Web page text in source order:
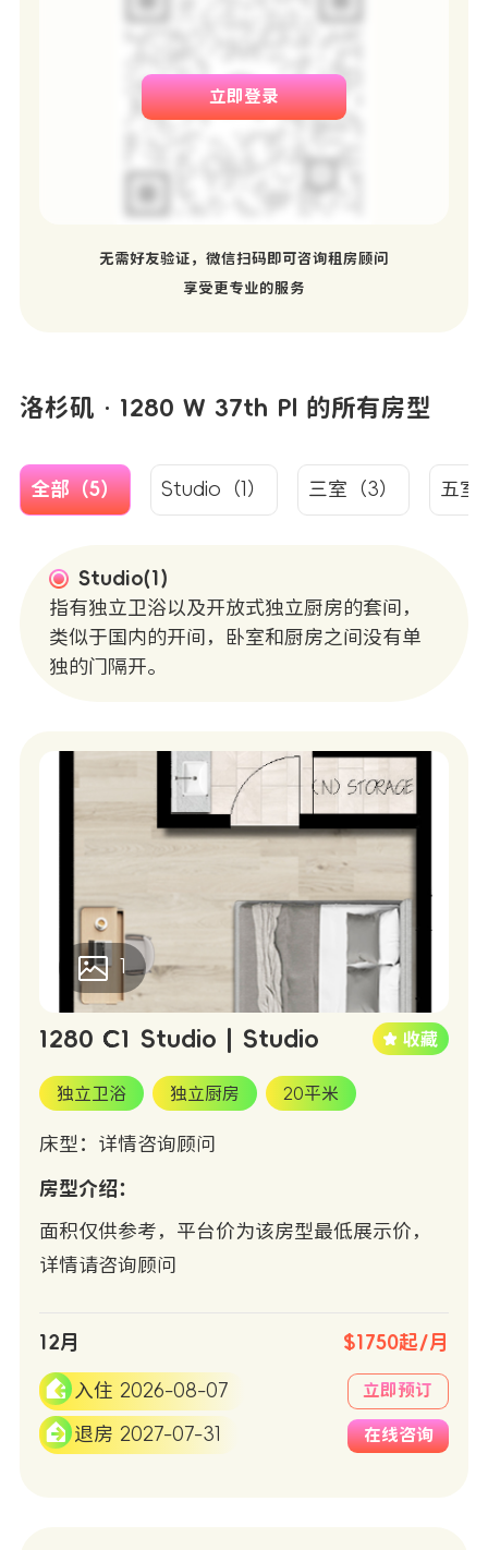
立即登录
无需好友验证，微信扫码即可咨询租房顾问
享受更专业的服务
洛杉矶 · 1280 W 37th Pl 的所有房型
全部（5） Studio（1） 三室（3） 五室
Studio(1)
指有独立卫浴以及开放式独立厨房的套间，
类似于国内的开间，卧室和厨房之间没有单
独的门隔开。
1
1280 C1 Studio | Studio
独立卫浴 独立厨房 20平米
床型：详情咨询顾问
房型介绍：
面积仅供参考，平台价为该房型最低展示价，
详情请咨询顾问
12月 $1750起/月
入住 2026-08-07
退房 2027-07-31
立即预订
在线咨询